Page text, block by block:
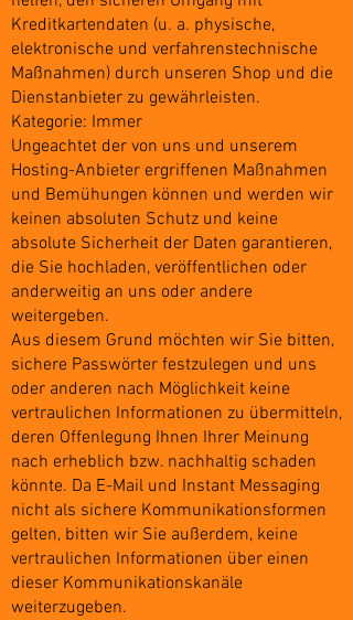
Kreditkartendaten (u. a. physische,
elektronische und verfahrenstechnische
Maßnahmen) durch unseren Shop und die
Dienstanbieter zu gewährleisten.
Kategorie: Immer
Ungeachtet der von uns und unserem
Hosting-Anbieter ergriffenen Maßnahmen
und Bemühungen können und werden wir
keinen absoluten Schutz und keine
absolute Sicherheit der Daten garantieren,
die Sie hochladen, veröffentlichen oder
anderweitig an uns oder andere
weitergeben.
Aus diesem Grund möchten wir Sie bitten,
sichere Passwörter festzulegen und uns
oder anderen nach Möglichkeit keine
vertraulichen Informationen zu übermitteln,
deren Offenlegung Ihnen Ihrer Meinung
nach erheblich bzw. nachhaltig schaden
könnte. Da E-Mail und Instant Messaging
nicht als sichere Kommunikationsformen
gelten, bitten wir Sie außerdem, keine
vertraulichen Informationen über einen
dieser Kommunikationskanäle
weiterzugeben.